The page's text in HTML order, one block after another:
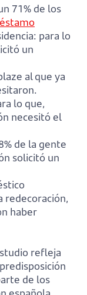
71% de los
para lo
un
al que ya
lo que,
necesitó el
de la gente
solicitó un
redecoración,
haber
refleja
de los